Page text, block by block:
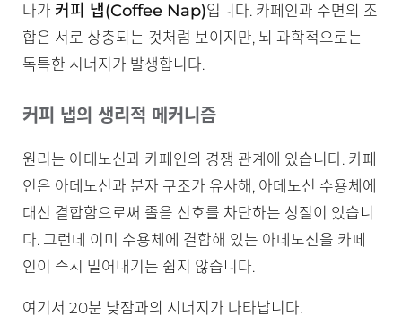
나가 커피 냅(Coffee Nap)입니다. 카페인과 수면의 조
합은 서로 상충되는 것처럼 보이지만, 뇌 과학적으로는
독특한 시너지가 발생합니다.
커피 냅의 생리적 메커니즘
원리는 아데노신과 카페인의 경쟁 관계에 있습니다. 카페
인은 아데노신과 분자 구조가 유사해, 아데노신 수용체에
대신 결합함으로써 졸음 신호를 차단하는 성질이 있습니
다. 그런데 이미 수용체에 결합해 있는 아데노신을 카페
인이 즉시 밀어내기는 쉽지 않습니다.
여기서 20분 낮잠과의 시너지가 나타납니다.